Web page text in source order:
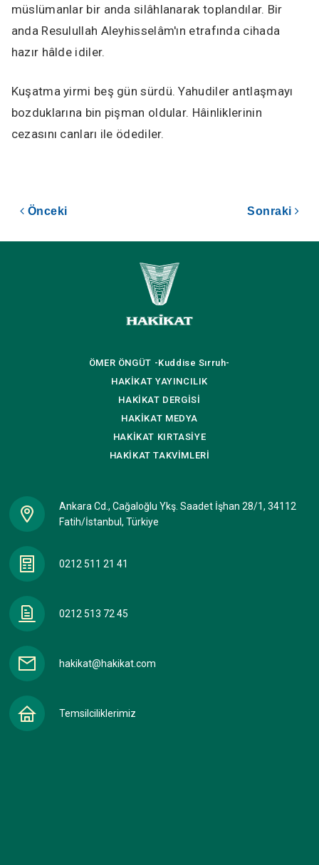
müslümanlar bir anda silâhlanarak toplandılar. Bir
anda Resulullah Aleyhisselâm'ın etrafında cihada
hazır hâlde idiler.
Kuşatma yirmi beş gün sürdü. Yahudiler antlaşmayı
bozduklarına bin pişman oldular. Hâinliklerinin
cezasını canları ile ödediler.
Önceki Sonraki
ÖMER ÖNGÜT -Kuddise Sırruh-
HAKİKAT YAYINCILIK
HAKİKAT DERGİSİ
HAKİKAT MEDYA
HAKİKAT KIRTASİYE
HAKİKATTAKVİMLERİ
Ankara Cd., Cağaloğlu Ykş. Saadet İşhan 28/1, 34112
Fatih/İstanbul, Türkiye
0212 511 21 41
0212 513 72 45
hakikat@hakikat.com
Temsilciliklerimiz